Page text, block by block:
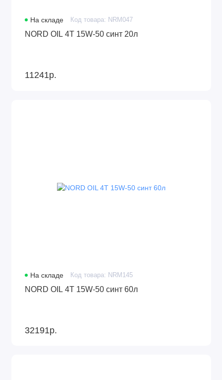
На складе Код товара: NRM047
NORD OIL 4Т 15W-50 синт 20л
11241р.
На складе Код товара: NRM145
NORD OIL 4Т 15W-50 синт 60л
32191р.